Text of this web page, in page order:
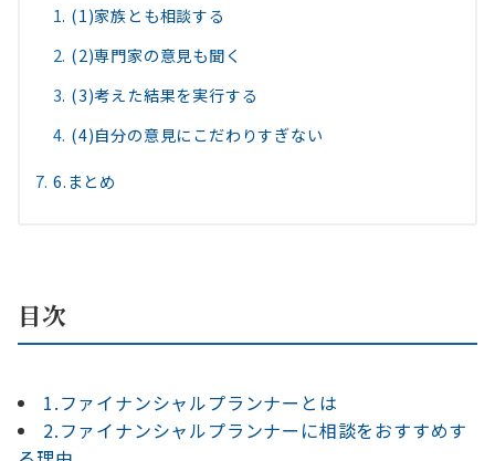
(1)家族とも相談する
(2)専門家の意見も聞く
(3)考えた結果を実行する
(4)自分の意見にこだわりすぎない
6.まとめ
目次
1.ファイナンシャルプランナーとは
2.ファイナンシャルプランナーに相談をおすすめす